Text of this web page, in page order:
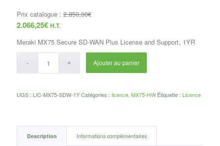
Prix catalogue :2.850,00€
2.066,25€ H.T.
Meraki MX75 Secure SD-WAN Plus License and Support, 1YR
Ajouter au panier
UGS : LIC-MX75-SDW-1Y Catégories : licence, MX75-HW Étiquette : Licence
Description Informations complémentaires